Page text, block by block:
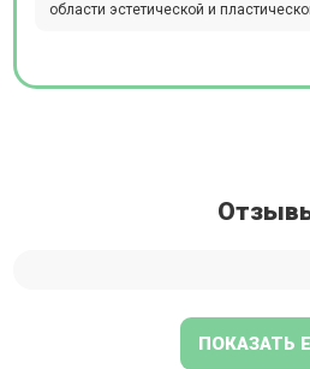
области эстетической и
ПОКАЗАТЬ